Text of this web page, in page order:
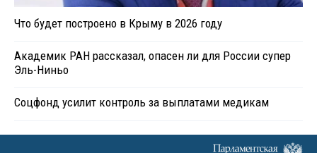
Что будет построено в Крыму в 2026 году
Академик РАН рассказал, опасен ли для России супер
Эль-Ниньо
Соцфонд усилит контроль за выплатами медикам